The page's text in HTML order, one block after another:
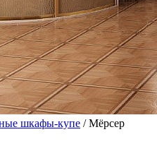
шкафы-купе / Мёрсер